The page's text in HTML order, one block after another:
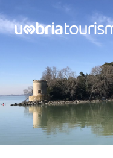
Zum Hauptinhalt